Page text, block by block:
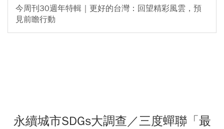
今周刊30週年特輯｜更好的台灣：回望精彩風雲，預
見前瞻行動
永續城市SDGs大調查／三度蟬聯「最